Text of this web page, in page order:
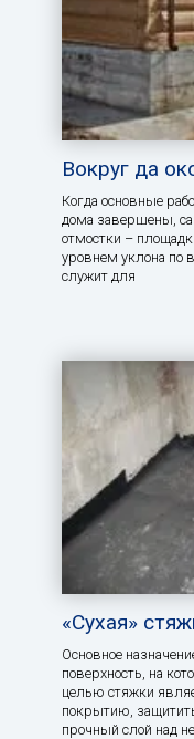
Вокруг да
Когда основные
дома завершены,
отмостки –
уровнем уклона по
служит для
«Сухая»
Основное
поверхность, на
целью стяжки
покрытию,
прочный слой над